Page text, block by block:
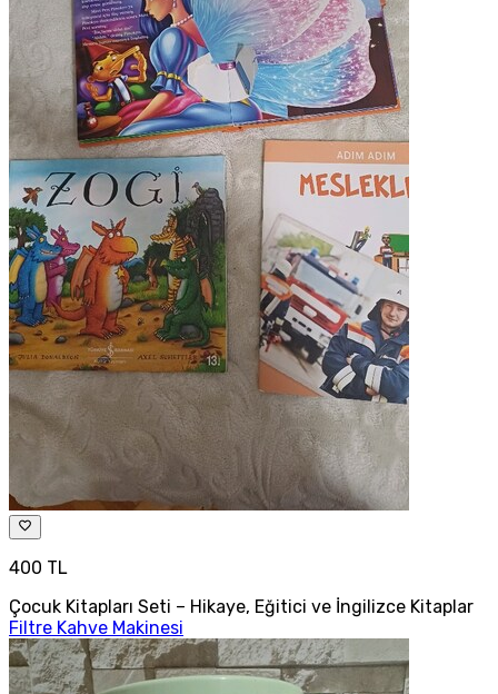
400 TL
Çocuk Kitapları Seti – Hikaye, Eğitici ve İngilizce Kitaplar
Filtre Kahve Makinesi